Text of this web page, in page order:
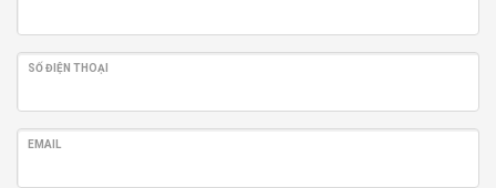
SỐ ĐIỆN THOẠI
EMAIL